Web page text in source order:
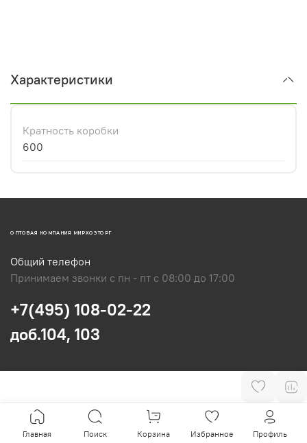
Характеристики
Кратность коробки
600
ОПТОВАЯ КОМПАНИЯ МИРХОЗТОРГ
Общий телефон
Принимаем звонки с пн - пт с 08:00 до 17:00
+7(495) 108-02-22
доб.104, 103
Главная Поиск Корзина Избранное Профиль